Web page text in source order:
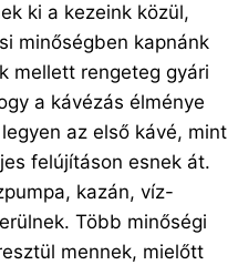
ki a kezeink közül,
minőségben kapnánk
mellett rengeteg gyári
a kávézás élménye
az első kávé, mint
felújításon esnek át.
kazán, víz-
Több minőségi
mennek, mielőtt